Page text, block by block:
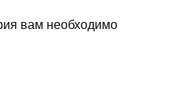
вам необходимо